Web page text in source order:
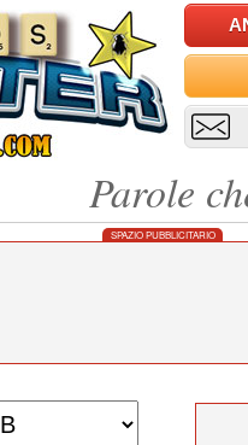
Parole
SPAZIO PUBBLICITARIO